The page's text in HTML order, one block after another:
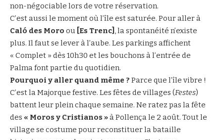
non-négociable lors de votre réservation.
C’est aussi le moment où l’île est saturée. Pour aller à
Caló des Moro ou [Es Trenc] , la spontanéité n’existe
plus. Il faut se lever à l’aube. Les parkings affichent
« Complet » dès 10h30 et les bouchons à l’entrée de
Palma font partie du quotidien.
Pourquoi y aller quand même ? Parce que l’île vibre !
C’est la Majorque festive. Les fêtes de villages (Festes)
battent leur plein chaque semaine. Ne ratez pas la fête
des « Moros y Cristianos »à Pollença le 2 août. Tout le
village se costume pour reconstituer la bataille